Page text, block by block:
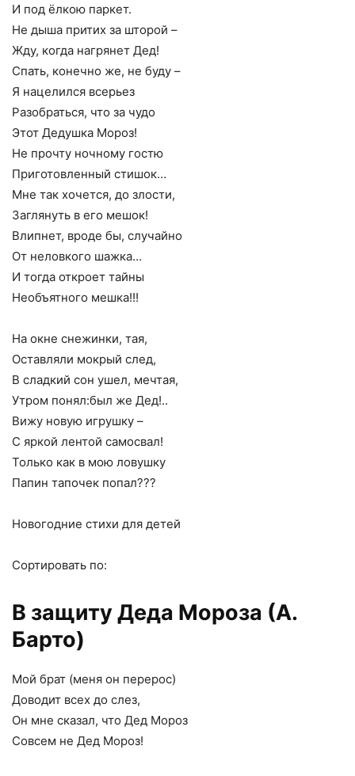
И под ёлкою паркет.
Не дыша притих за шторой –
Жду, когда нагрянет Дед!
Спать, конечно же, не буду –
Я нацелился всерьез
Разобраться, что за чудо
Этот Дедушка Мороз!
Не прочту ночному гостю
Приготовленный стишок…
Мне так хочется, до злости,
Заглянуть в его мешок!
Влипнет, вроде бы, случайно
От неловкого шажка…
И тогда откроет тайны
Необъятного мешка!!!
На окне снежинки, тая,
Оставляли мокрый след,
В сладкий сон ушел, мечтая,
Утром понял:был же Дед!..
Вижу новую игрушку –
С яркой лентой самосвал!
Только как в мою ловушку
Папин тапочек попал???
Новогодние стихи для детей
Сортировать по:
В защиту Деда Мороза (А.
Барто)
Мой брат (меня он перерос)
Доводит всех до слез,
Он мне сказал, что Дед Мороз
Совсем не Дед Мороз!